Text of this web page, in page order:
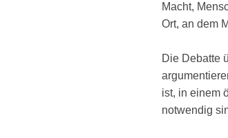
Macht,
Ort, an dem
Die Debatte
ist, in einem
notwendig